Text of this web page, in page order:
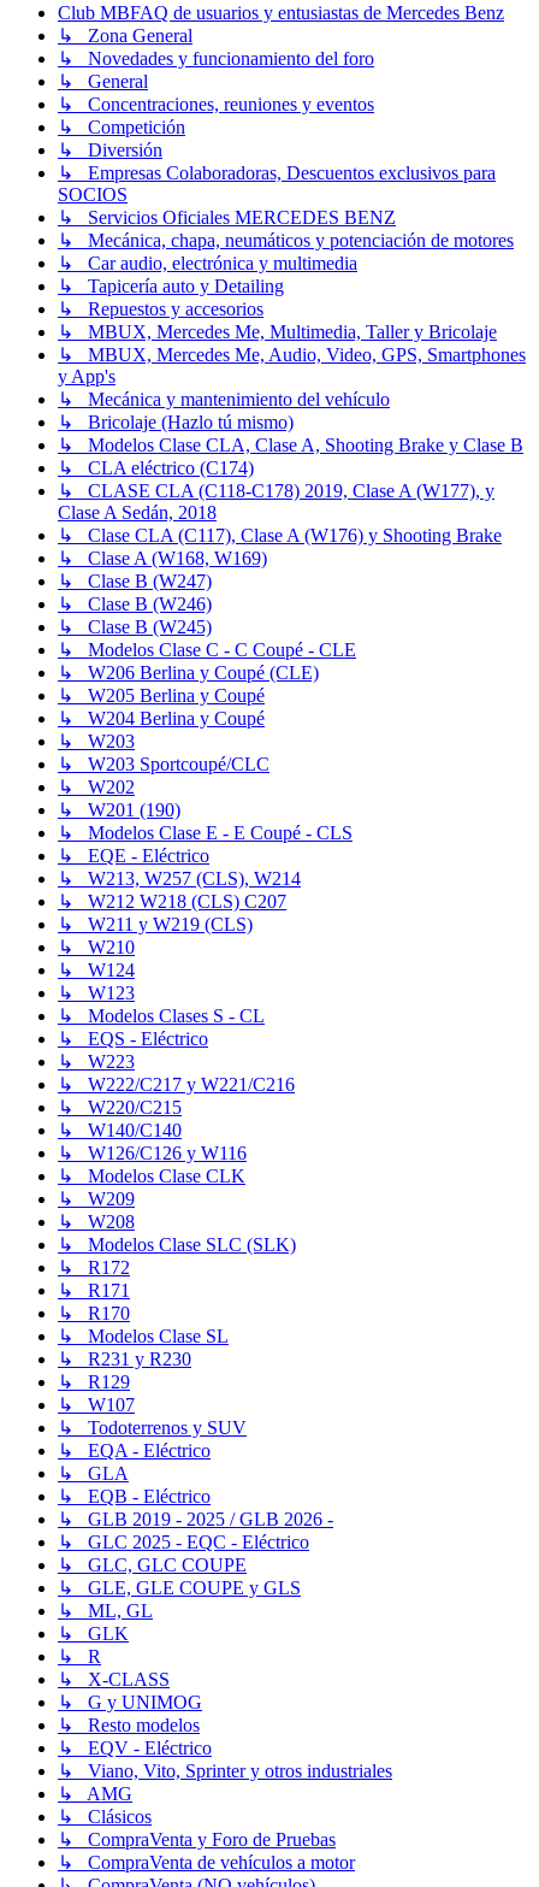
Club MBFAQ de usuarios y entusiastas de Mercedes Benz
↳ Zona General
↳ Novedades y funcionamiento del foro
↳ General
↳ Concentraciones, reuniones y eventos
↳ Competición
↳ Diversión
↳ Empresas Colaboradoras, Descuentos exclusivos para
SOCIOS
↳ Servicios Oficiales MERCEDES BENZ
↳ Mecánica, chapa, neumáticos y potenciación de motores
↳ Car audio, electrónica y multimedia
↳ Tapicería auto y Detailing
↳ Repuestos y accesorios
↳ MBUX, Mercedes Me, Multimedia, Taller y Bricolaje
↳ MBUX, Mercedes Me, Audio, Video, GPS, Smartphones
y App's
↳ Mecánica y mantenimiento del vehículo
↳ Bricolaje (Hazlo tú mismo)
↳ Modelos Clase CLA, Clase A, Shooting Brake y Clase B
↳ CLA eléctrico (C174)
↳ CLASE CLA (C118-C178) 2019, Clase A (W177), y
Clase A Sedán, 2018
↳ Clase CLA (C117), Clase A (W176) y Shooting Brake
↳ Clase A (W168, W169)
↳ Clase B (W247)
↳ Clase B (W246)
↳ Clase B (W245)
↳ Modelos Clase C - C Coupé - CLE
↳ W206 Berlina y Coupé (CLE)
↳ W205 Berlina y Coupé
↳ W204 Berlina y Coupé
↳ W203
↳ W203 Sportcoupé/CLC
↳ W202
↳ W201 (190)
↳ Modelos Clase E - E Coupé - CLS
↳ EQE - Eléctrico
↳ W213, W257 (CLS), W214
↳ W212 W218 (CLS) C207
↳ W211 y W219 (CLS)
↳ W210
↳ W124
↳ W123
↳ Modelos Clases S - CL
↳ EQS - Eléctrico
↳ W223
↳ W222/C217 y W221/C216
↳ W220/C215
↳ W140/C140
↳ W126/C126 y W116
↳ Modelos Clase CLK
↳ W209
↳ W208
↳ Modelos Clase SLC (SLK)
↳ R172
↳ R171
↳ R170
↳ Modelos Clase SL
↳ R231 y R230
↳ R129
↳ W107
↳ Todoterrenos y SUV
↳ EQA - Eléctrico
↳ GLA
↳ EQB - Eléctrico
↳ GLB 2019 - 2025 / GLB 2026 -
↳ GLC 2025 - EQC - Eléctrico
↳ GLC, GLC COUPE
↳ GLE, GLE COUPE y GLS
↳ ML, GL
↳ GLK
↳ R
↳ X-CLASS
↳ G y UNIMOG
↳ Resto modelos
↳ EQV - Eléctrico
↳ Viano, Vito, Sprinter y otros industriales
↳ AMG
↳ Clásicos
↳ CompraVenta y Foro de Pruebas
↳ CompraVenta de vehículos a motor